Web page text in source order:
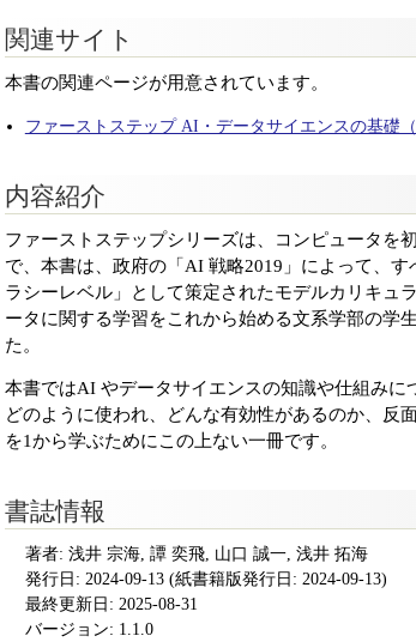
関連サイト
本書の関連ページが用意されています。
ファーストステップ AI・データサイエンスの基礎
内容紹介
ファーストステップシリーズは、コンピュータを
で、本書は、政府の「AI 戦略2019」によって、
ラシーレベル」として策定されたモデルカリキュ
ータに関する学習をこれから始める文系学部の学
た。
本書ではAI やデータサイエンスの知識や仕組み
どのように使われ、どんな有効性があるのか、反
を1から学ぶためにこの上ない一冊です。
書誌情報
著者: 浅井 宗海, 譚 奕飛, 山口 誠一, 浅井 拓海
発行日: 2024-09-13(紙書籍版発行日: 2024-09-13)
最終更新日: 2025-08-31
バージョン: 1.1.0